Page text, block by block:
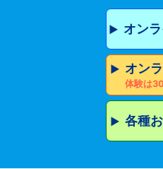
▶︎ オン
▶︎ オン
体験は30
▶︎ 各種